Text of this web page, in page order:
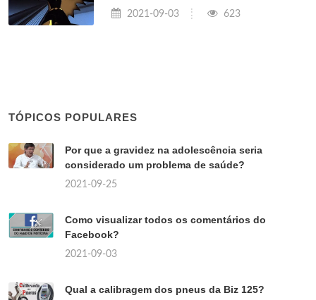
2021-09-03 623
TÓPICOS POPULARES
Por que a gravidez na adolescência seria
considerado um problema de saúde?
2021-09-25
Como visualizar todos os comentários do
Facebook?
2021-09-03
Qual a calibragem dos pneus da Biz 125?